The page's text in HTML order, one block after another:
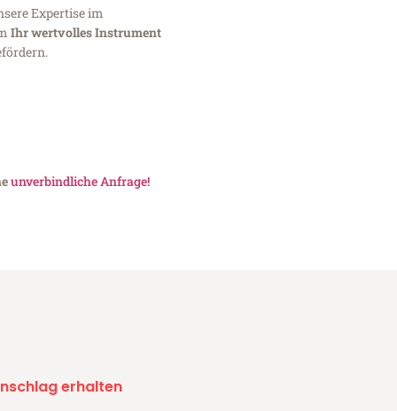
Expertise im
Ihr wertvolles Instrument
unverbindliche Anfrage!
erhalten